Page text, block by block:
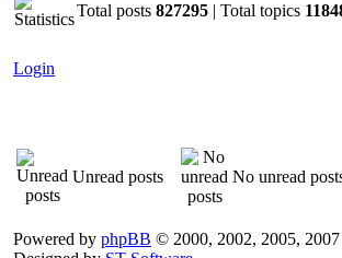
Total posts 827295 | Total topics
Login
Unread posts No unread
Powered by phpBB © 2000, 2002, 2005,